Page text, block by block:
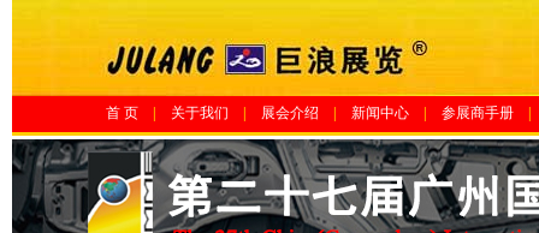
首 页 关于我们 展会介绍 新闻中心 参展商手册|